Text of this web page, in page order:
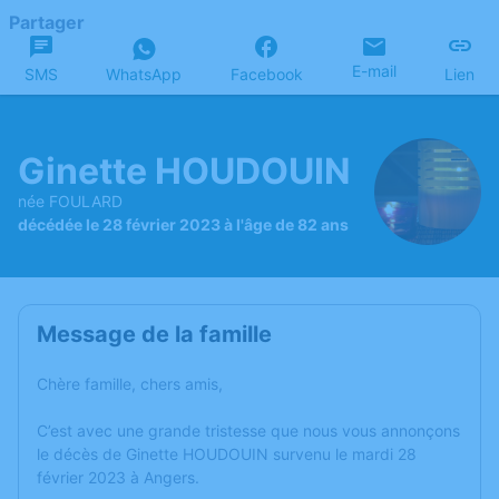
Partager
SMS WhatsApp Facebook E-mail Lien
Ginette HOUDOUIN
née FOULARD
décédée le 28 février 2023 à l'âge de 82 ans
Message de la famille
Chère famille, chers amis,
C’est avec une grande tristesse que nous vous annonçons
le décès de Ginette HOUDOUIN survenu le mardi 28
février 2023 à Angers.